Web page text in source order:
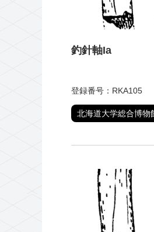
釣針軸Ia
登録番号：RKA105
北海道大学総合博物